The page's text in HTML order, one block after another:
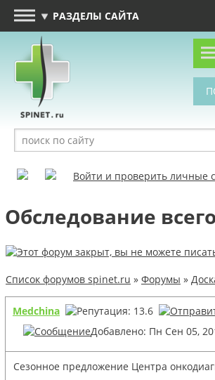
РАЗДЕЛЫ САЙТА
Войти и проверить личные
Обследование
Список форумов spinet.ru » Форумы »
Medchina
Добавлено: Пн Сен 05,
Сезонное предложение Центра